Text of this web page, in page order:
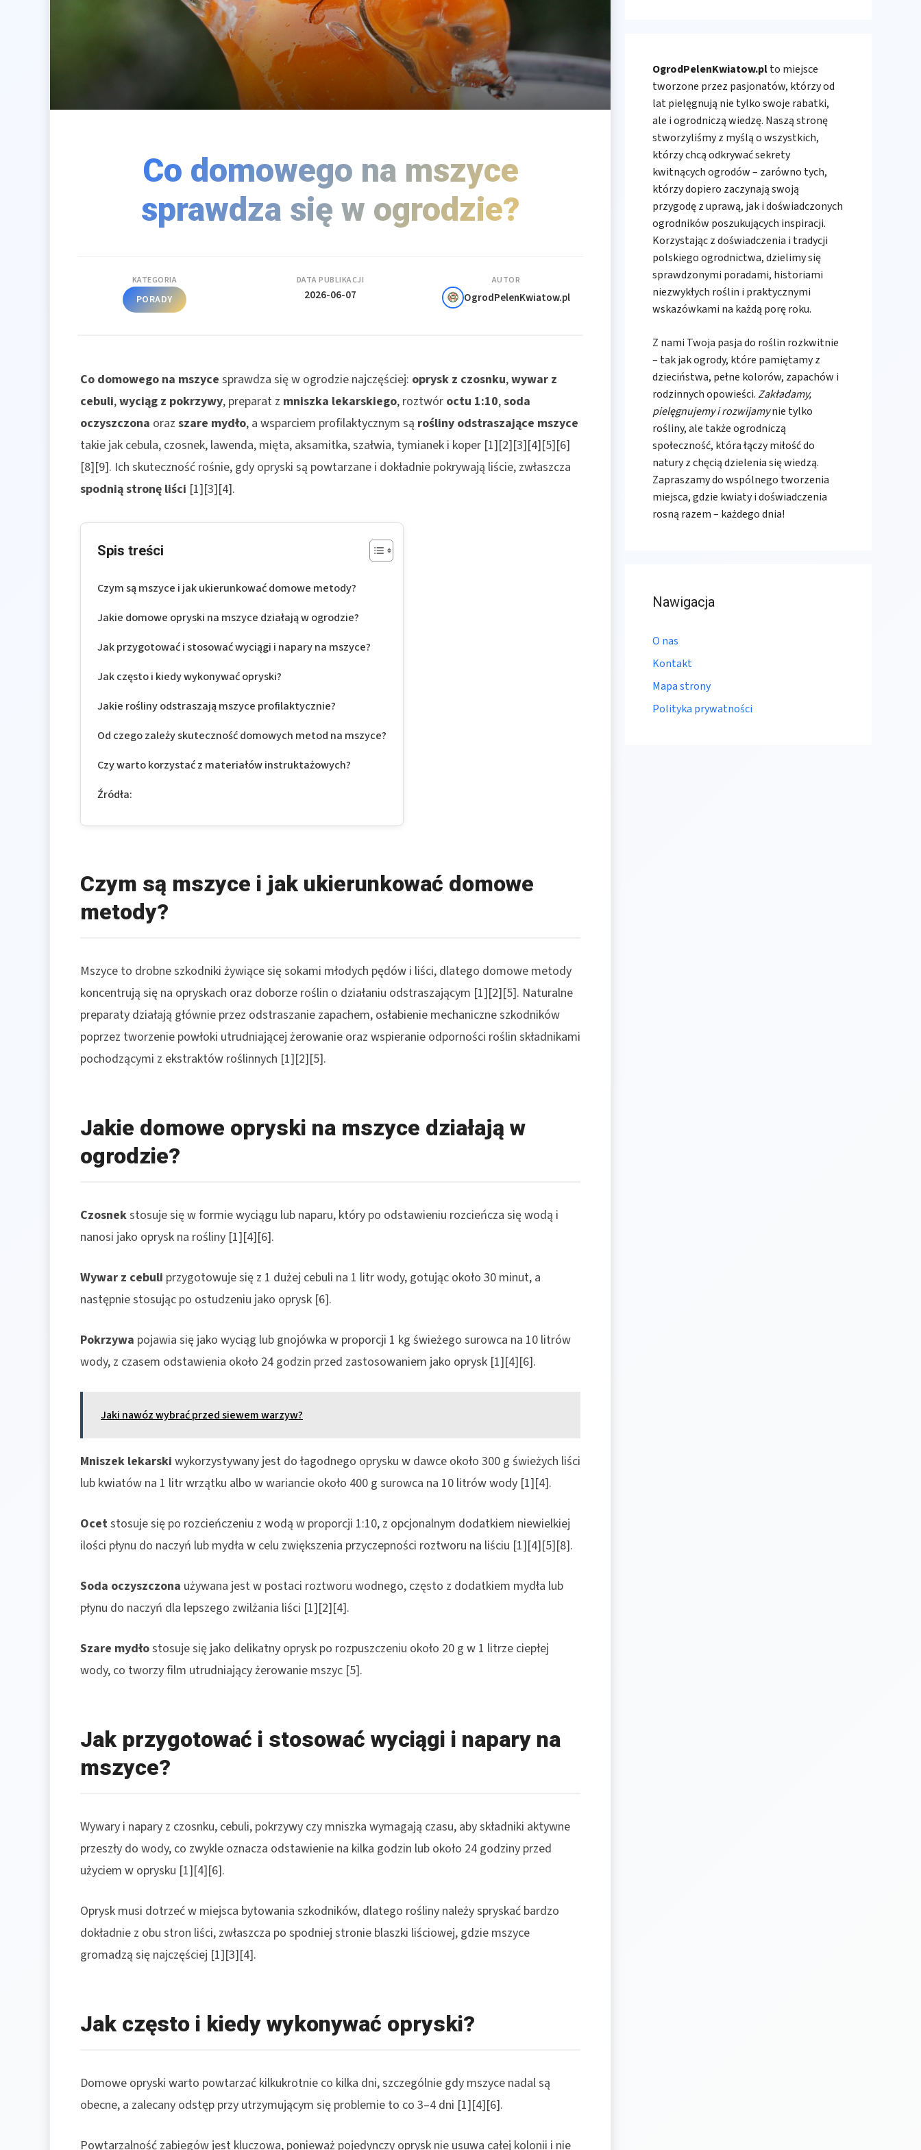
Co domowego na mszyce
sprawdza się w ogrodzie?
KATEGORIA
PORADY
DATA PUBLIKACJI
2026-06-07
AUTOR
OgrodPelenKwiatow.pl
Co domowego na mszyce sprawdza się w ogrodzie najczęściej: oprysk z czosnku,wywar z
cebuli,wyciąg z pokrzywy, preparat z mniszka lekarskiego, roztwór octu 1:10,soda
oczyszczona oraz szare mydło, a wsparciem profilaktycznym są rośliny odstraszające mszyce
takie jak cebula, czosnek, lawenda, mięta, aksamitka, szałwia, tymianek i koper [1][2][3][4][5][6]
[8][9]. Ich skuteczność rośnie, gdy opryski są powtarzane i dokładnie pokrywają liście, zwłaszcza
spodnią stronę liści [1][3][4].
Spis treści
Czym są mszyce i jak ukierunkować domowe metody?
Jakie domowe opryski na mszyce działają w ogrodzie?
Jak przygotować i stosować wyciągi i napary na mszyce?
Jak często i kiedy wykonywać opryski?
Jakie rośliny odstraszają mszyce profilaktycznie?
Od czego zależy skuteczność domowych metod na mszyce?
Czy warto korzystać z materiałów instruktażowych?
Źródła:
Czym są mszyce i jak ukierunkować domowe
metody?
Mszyce to drobne szkodniki żywiące się sokami młodych pędów i liści, dlatego domowe metody
koncentrują się na opryskach oraz doborze roślin o działaniu odstraszającym [1][2][5]. Naturalne
preparaty działają głównie przez odstraszanie zapachem, osłabienie mechaniczne szkodników
poprzez tworzenie powłoki utrudniającej żerowanie oraz wspieranie odporności roślin składnikami
pochodzącymi z ekstraktów roślinnych [1][2][5].
Jakie domowe opryski na mszyce działają w
ogrodzie?
Czosnekstosuje się w formie wyciągu lub naparu, który po odstawieniu rozcieńcza się wodą i
nanosi jako oprysk na rośliny [1][4][6].
Wywar z cebuli przygotowuje się z 1 dużej cebuli na 1 litr wody, gotując około 30 minut, a
następnie stosując po ostudzeniu jako oprysk [6].
Pokrzywa pojawia się jako wyciąg lub gnojówka w proporcji 1 kg świeżego surowca na 10 litrów
wody, z czasem odstawienia około 24 godzin przed zastosowaniem jako oprysk [1][4][6].
Jaki nawóz wybrać przed siewem warzyw?
Mniszek lekarski wykorzystywany jest do łagodnego oprysku w dawce około 300 g świeżych liści
lub kwiatów na 1 litr wrzątku albo w wariancie około 400 g surowca na 10 litrów wody [1][4].
Ocetstosuje się po rozcieńczeniu z wodą w proporcji 1:10, z opcjonalnym dodatkiem niewielkiej
ilości płynu do naczyń lub mydła w celu zwiększenia przyczepności roztworu na liściu [1][4][5][8].
Soda oczyszczona używana jest w postaci roztworu wodnego, często z dodatkiem mydła lub
płynu do naczyń dla lepszego zwilżania liści [1][2][4].
Szare mydłostosuje się jako delikatny oprysk po rozpuszczeniu około 20 g w 1 litrze ciepłej
wody, co tworzy film utrudniający żerowanie mszyc [5].
Jak przygotować i stosować wyciągi i napary na
mszyce?
Wywary i napary z czosnku, cebuli, pokrzywy czy mniszka wymagają czasu, aby składniki aktywne
przeszły do wody, co zwykle oznacza odstawienie na kilka godzin lub około 24 godziny przed
użyciem w oprysku [1][4][6].
Oprysk musi dotrzeć w miejsca bytowania szkodników, dlatego rośliny należy spryskać bardzo
dokładnie z obu stron liści, zwłaszcza po spodniej stronie blaszki liściowej, gdzie mszyce
gromadzą się najczęściej [1][3][4].
Jak często i kiedy wykonywać opryski?
Domowe opryski warto powtarzać kilkukrotnie co kilka dni, szczególnie gdy mszyce nadal są
obecne, a zalecany odstęp przy utrzymującym się problemie to co 3–4 dni [1][4][6].
Powtarzalność zabiegów jest kluczowa, ponieważ pojedynczy oprysk nie usuwa całej kolonii i nie
OgrodPelenKwiatow.plto miejsce
tworzone przez pasjonatów, którzy od
lat pielęgnują nie tylko swoje rabatki,
ale i ogrodniczą wiedzę. Naszą stronę
stworzyliśmy z myślą o wszystkich,
którzy chcą odkrywać sekrety
kwitnących ogrodów – zarówno tych,
którzy dopiero zaczynają swoją
przygodę z uprawą, jak i doświadczonych
ogrodników poszukujących inspiracji.
Korzystając z doświadczenia i tradycji
polskiego ogrodnictwa, dzielimy się
sprawdzonymi poradami, historiami
niezwykłych roślin i praktycznymi
wskazówkami na każdą porę roku.
Z nami Twoja pasja do roślin rozkwitnie
– tak jak ogrody, które pamiętamy z
dzieciństwa, pełne kolorów, zapachów i
rodzinnych opowieści.Zakładamy,
pielęgnujemy i rozwijamynie tylko
rośliny, ale także ogrodniczą
społeczność, która łączy miłość do
natury z chęcią dzielenia się wiedzą.
Zapraszamy do wspólnego tworzenia
miejsca, gdzie kwiaty i doświadczenia
rosną razem – każdego dnia!
Nawigacja
O nas
Kontakt
Mapa strony
Polityka prywatności